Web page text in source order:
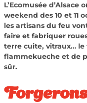
L’Ecomusée
weekend des 10 et 11
les artisans du feu
faire et fabriquer
terre cuite, vitraux…
flammekueche et de
sûr.